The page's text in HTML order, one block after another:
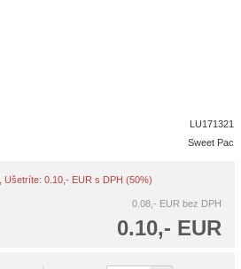
LU171321
Sweet Pac
, Ušetríte: 0.10,- EUR s DPH (50%)
0.08,- EUR bez DPH
0.10,- EUR